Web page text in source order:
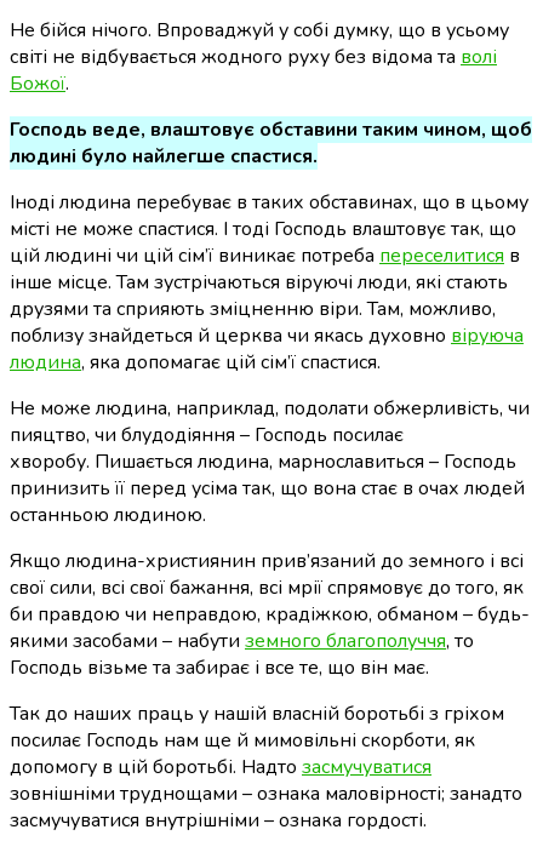
Не бійся нічого. Впроваджуй у собі думку, що в усьому
світі не відбувається жодного руху без відома та волі
Божої.
Господь веде, влаштовує обставини таким чином, щоб
людині було найлегше спастися.
Іноді людина перебуває в таких обставинах, що в цьому
місті не може спастися. І тоді Господь влаштовує так, що
цій людині чи цій сім’ї виникає потреба переселитися в
інше місце. Там зустрічаються віруючі люди, які стають
друзями та сприяють зміцненню віри. Там, можливо,
поблизу знайдеться й церква чи якась духовно віруюча
людина, яка допомагає цій сім’ї спастися.
Не може людина, наприклад, подолати обжерливість, чи
пияцтво, чи блудодіяння – Господь посилає
хворобу. Пишається людина, марнославиться – Господь
принизить її перед усіма так, що вона стає в очах людей
останньою людиною.
Якщо людина-християнин прив’язаний до земного і всі
свої сили, всі свої бажання, всі мрії спрямовує до того, як
би правдою чи неправдою, крадіжкою, обманом – будь-
якими засобами – набути земного благополуччя, то
Господь візьме та забирає і все те, що він має.
Так до наших праць у нашій власній боротьбі з гріхом
посилає Господь нам ще й мимовільні скорботи, як
допомогу в цій боротьбі. Надто засмучуватися
зовнішніми труднощами – ознака маловірності; занадто
засмучуватися внутрішніми – ознака гордості.